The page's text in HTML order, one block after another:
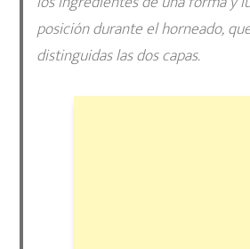
posición durante el horneado,
distinguidas las dos capas.